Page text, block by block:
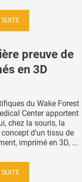
preuve de
en 3D
du Wake Forest
Center apportent
chez la souris, la
d’un tissu de
imprimé en 3D, ...